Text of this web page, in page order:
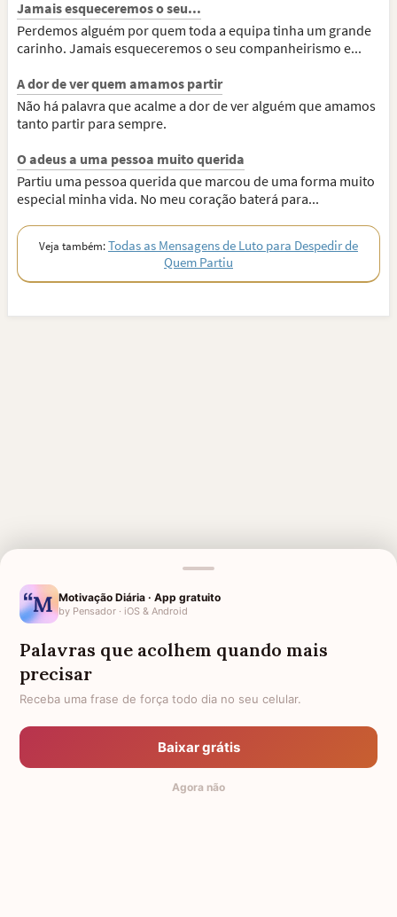
Jamais esqueceremos o seu...
Perdemos alguém por quem toda a equipa tinha um grande
carinho. Jamais esqueceremos o seu companheirismo e...
A dor de ver quem amamos partir
Não há palavra que acalme a dor de ver alguém que amamos
tanto partir para sempre.
O adeus a uma pessoa muito querida
Partiu uma pessoa querida que marcou de uma forma muito
especial minha vida. No meu coração baterá para...
Veja também:Todas as Mensagens de Luto para Despedir de
Quem Partiu
DESCANSE EM PAZ TIA DESCANSE EM PAZ GUERREIRA
DESCANSE EM PAZ AVÔ DESCANSE EM PAZ AMIGA
DESCANSE EM PAZ AVÓ DESCANSE EM PAZ
DESCANSE EM PAZ PRIMA DESCANSE EM PAZ AMIGO
Motivação Diária · App gratuito
by Pensador · iOS & Android
Palavras que acolhem quando mais
precisar
Receba uma frase de força todo dia no seu celular.
Baixar grátis
Agora não